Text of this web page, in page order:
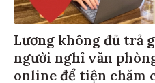
Lương không đủ trả
người nghỉ văn
online để tiện chăm